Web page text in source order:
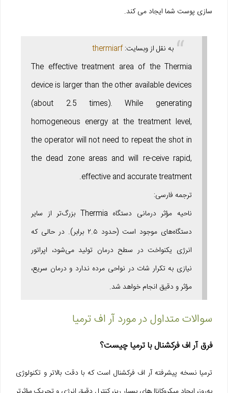
سازی پوست شما ایجاد می‌ کند.
به نقل از وبسایت:thermiarf
The effective treatment area of the Thermia
device is larger than the other available devices
(about 2.5 times). While generating
homogeneous energy at the treatment level,
the operator will not need to repeat the shot in
the dead zone areas and will re-ceive rapid,
effective and accurate treatment.
ترجمه فارسی:
ناحیه مؤثر درمانی دستگاه Thermia بزرگ‌تر از سایر
دستگاه‌های موجود است (حدود ۲.۵ برابر). در حالی که
انرژی یکنواخت در سطح درمان تولید می‌شود، اپراتور
نیازی به تکرار شات در نواحی مرده ندارد و درمان سریع،
مؤثر و دقیق انجام خواهد شد.
سوالات متداول در مورد آر اف ترمیا
فرق آر اف فرکشنال با ترمیا چیست؟
ترمیا نسخه پیشرفته آر اف فرکشنال است که با دقت بالاتر و تکنولوژی